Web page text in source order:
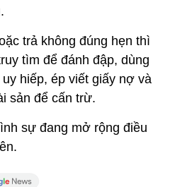
trả không đúng hẹn thì
tìm để đánh đập, dùng
hiếp, ép viết giấy nợ và
sản để cấn trừ.
sự đang mở rộng điều